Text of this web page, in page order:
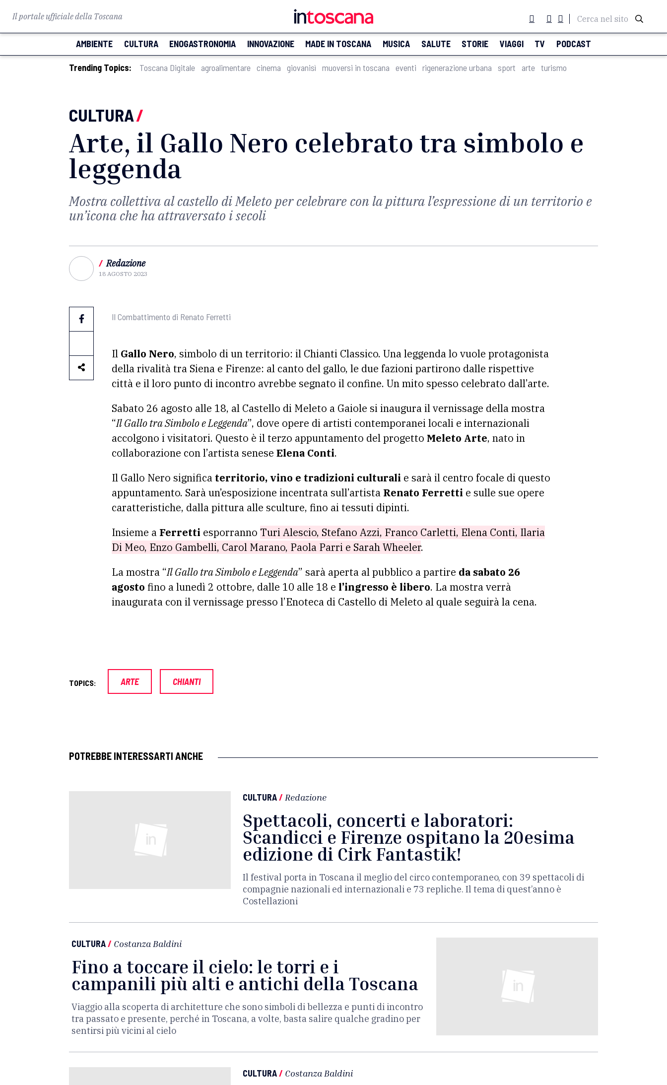
Il portale ufficiale della Toscana Cerca nel sito
AMBIENTE CULTURA ENOGASTRONOMIA INNOVAZIONE MADE IN TOSCANA MUSICA SALUTE STORIE VIAGGI TV PODCAST
Trending Topics: Toscana Digitale agroalimentare cinema giovanisì muoversi in toscana eventi rigenerazione urbana sport arte turismo
CULTURA/
Arte, il Gallo Nero celebrato tra simbolo e
leggenda
Mostra collettiva al castello di Meleto per celebrare con la pittura l’espressione di un territorio e
un’icona che ha attraversato i secoli
/ Redazione
18 AGOSTO 2023
Il Combattimento di Renato Ferretti
Il Gallo Nero, simbolo di un territorio: il Chianti Classico. Una leggenda lo vuole protagonista
della rivalità tra Siena e Firenze: al canto del gallo, le due fazioni partirono dalle rispettive
città e il loro punto di incontro avrebbe segnato il confine. Un mito spesso celebrato dall’arte.
Sabato 26 agosto alle 18, al Castello di Meleto a Gaiole si inaugura il vernissage della mostra
“Il Gallo tra Simbolo e Leggenda”, dove opere di artisti contemporanei locali e internazionali
accolgono i visitatori. Questo è il terzo appuntamento del progetto Meleto Arte, nato in
collaborazione con l’artista senese Elena Conti.
Il Gallo Nero significa territorio, vino e tradizioni culturali e sarà il centro focale di questo
appuntamento. Sarà un’esposizione incentrata sull’artista Renato Ferretti e sulle sue opere
caratteristiche, dalla pittura alle sculture, fino ai tessuti dipinti.
Insieme a Ferretti esporranno Turi Alescio, Stefano Azzi, Franco Carletti, Elena Conti, Ilaria
Di Meo, Enzo Gambelli, Carol Marano, Paola Parri e Sarah Wheeler.
La mostra “Il Gallo tra Simbolo e Leggenda” sarà aperta al pubblico a partire da sabato 26
agosto fino a lunedì 2 ottobre, dalle 10 alle 18 e l’ingresso è libero. La mostra verrà
inaugurata con il vernissage presso l’Enoteca di Castello di Meleto al quale seguirà la cena.
TOPICS: ARTE CHIANTI
POTREBBE INTERESSARTI ANCHE
CULTURA/ Redazione
Spettacoli, concerti e laboratori:
Scandicci e Firenze ospitano la 20esima
edizione di Cirk Fantastik!
Il festival porta in Toscana il meglio del circo contemporaneo, con 39 spettacoli di
compagnie nazionali ed internazionali e 73 repliche. Il tema di quest’anno è
Costellazioni
CULTURA/ Costanza Baldini
Fino a toccare il cielo: le torri e i
campanili più alti e antichi della Toscana
Viaggio alla scoperta di architetture che sono simboli di bellezza e punti di incontro
tra passato e presente, perché in Toscana, a volte, basta salire qualche gradino per
sentirsi più vicini al cielo
CULTURA/ Costanza Baldini